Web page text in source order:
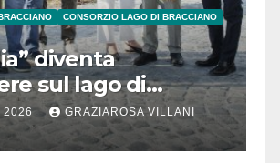
CONSORZIO LAGO DI BRACCIANO
diventa
sul lago di
ieri
2026 GRAZIAROSA VILLANI